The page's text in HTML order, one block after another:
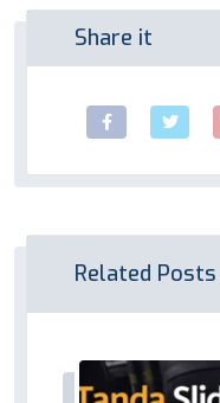
Related Posts